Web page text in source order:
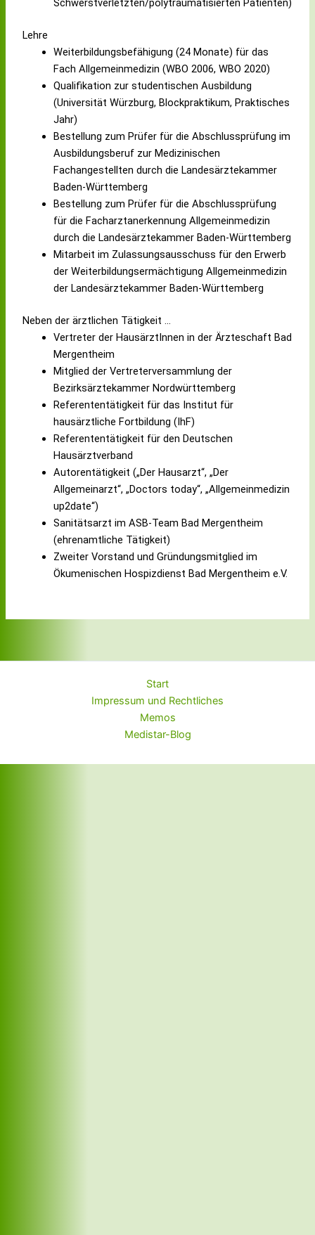
Schwerstverletzten/polytraumatisierten Patienten)
Lehre
Weiterbildungsbefähigung (24 Monate) für das
Fach Allgemeinmedizin (WBO 2006, WBO 2020)
Qualifikation zur studentischen Ausbildung
(Universität Würzburg, Blockpraktikum, Praktisches
Jahr)
Bestellung zum Prüfer für die Abschlussprüfung im
Ausbildungsberuf zur Medizinischen
Fachangestellten durch die Landesärztekammer
Baden-Württemberg
Bestellung zum Prüfer für die Abschlussprüfung
für die Facharztanerkennung Allgemeinmedizin
durch die Landesärztekammer Baden-Württemberg
Mitarbeit im Zulassungsausschuss für den Erwerb
der Weiterbildungsermächtigung Allgemeinmedizin
der Landesärztekammer Baden-Württemberg
Neben der ärztlichen Tätigkeit …
Vertreter der HausärztInnen in der Ärzteschaft Bad
Mergentheim
Mitglied der Vertreterversammlung der
Bezirksärztekammer Nordwürttemberg
Referententätigkeit für das Institut für
hausärztliche Fortbildung (IhF)
Referententätigkeit für den Deutschen
Hausärztverband
Autorentätigkeit („Der Hausarzt“, „Der
Allgemeinarzt“, „Doctors today“, „Allgemeinmedizin
up2date“)
Sanitätsarzt im ASB-Team Bad Mergentheim
(ehrenamtliche Tätigkeit)
Zweiter Vorstand und Gründungsmitglied im
Ökumenischen Hospizdienst Bad Mergentheim e.V.
Start
Impressum und Rechtliches
Memos
Medistar-Blog